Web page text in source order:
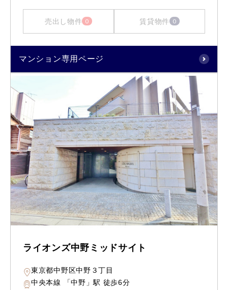
売出し物件 0 賃貸物件 0
マンション専用ページ
ライオンズ中野ミッドサイト
東京都中野区中野３丁目
中央本線 「中野」駅 徒歩6分